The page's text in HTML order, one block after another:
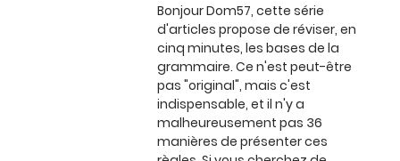
Bonjour Dom57, cette série
d'articles propose de réviser, en
cinq minutes, les bases de la
grammaire. Ce n'est peut-être
pas "original", mais c'est
indispensable, et il n'y a
malheureusement pas 36
manières de présenter ces